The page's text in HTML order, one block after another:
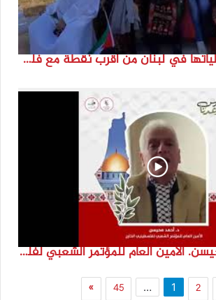
انتماء تطلق فعالياتها في لبنان من أقرب نقطة مع فلسطين المحتلة في ذكرى النكبة_74تقرير: جنى شحرور
الدكتور احمد محيسن. الامين العام للمؤتمر الشعبي لفلسطينيي الخارج
1 2
…
45
»